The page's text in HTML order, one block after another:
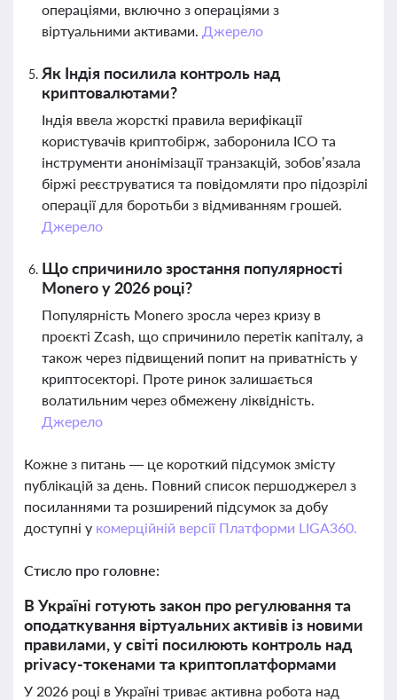
операціями, включно з операціями з
віртуальними активами. Джерело
Як Індія посилила контроль над
криптовалютами?
Індія ввела жорсткі правила верифікації
користувачів криптобірж, заборонила ICO та
інструменти анонімізації транзакцій, зобов’язала
біржі реєструватися та повідомляти про підозрілі
операції для боротьби з відмиванням грошей.
Джерело
Що спричинило зростання популярності
Monero у 2026 році?
Популярність Monero зросла через кризу в
проєкті Zcash, що спричинило перетік капіталу, а
також через підвищений попит на приватність у
криптосекторі. Проте ринок залишається
волатильним через обмежену ліквідність.
Джерело
Кожне з питань — це короткий підсумок змісту
публікацій за день. Повний список першоджерел з
посиланнями та розширений підсумок за добу
доступні у комерційній версії Платформи LIGA360.
Стисло про головне:
В Україні готують закон про регулювання та
оподаткування віртуальних активів із новими
правилами, у світі посилюють контроль над
privacy-токенами та криптоплатформами
У 2026 році в Україні триває активна робота над